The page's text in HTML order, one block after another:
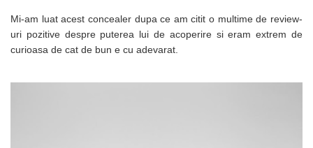
Mi-am luat acest concealer dupa ce am citit o multime de review-
uri pozitive despre puterea lui de acoperire si eram extrem de
curioasa de cat de bun e cu adevarat.